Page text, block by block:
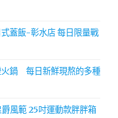
蓋飯-彰水店 每日限量戰
火鍋 每日新鮮現熬的多種
風範 25吋運動款胖胖箱